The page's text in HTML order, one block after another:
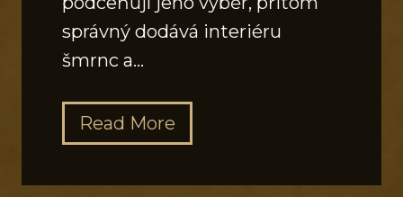
správný dodává interiéru
šmrnc a…
Read More
a
k